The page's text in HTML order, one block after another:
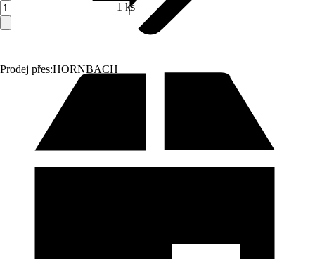
Prodej přes:HORNBACH
1 ks